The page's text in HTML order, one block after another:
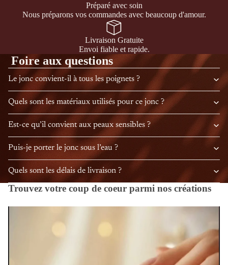
Préparé avec soin
Nous préparons vos commandes avec beaucoup d'amour.
Livraison Gratuite
Envoi fiable et rapide.
Foire aux questions
Le jonc convient-il à tous les poignets ?
Quels sont les matériaux utilisés pour ce jonc ?
Est-ce qu’il convient aux peaux sensibles ?
Puis-je porter le jonc sous l’eau ?
Quels sont les délais de livraison ?
Trouvez votre coup de coeur parmi nos créations